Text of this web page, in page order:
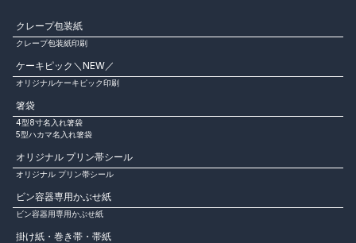
クレープ包装紙
クレープ包装紙印刷
ケーキピック＼NEW／
オリジナルケーキピック印刷
箸袋
4型8寸名入れ箸袋
5型ハカマ名入れ箸袋
オリジナル プリン帯シール
オリジナル プリン帯シール
ビン容器専用かぶせ紙
ビン容器用専用かぶせ紙
掛け紙・巻き帯・帯紙